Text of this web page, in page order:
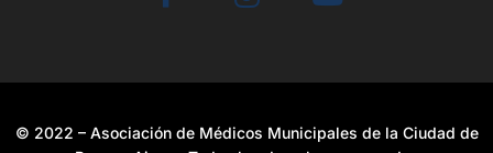
© 2022 – Asociación de Médicos Municipales de la Ciudad de